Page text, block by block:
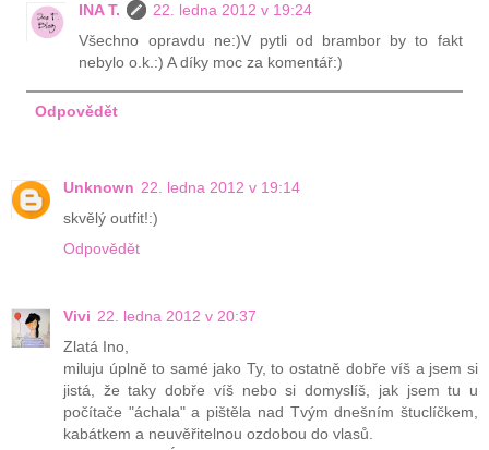
INA T.
22. ledna 2012 v 19:24
Všechno opravdu ne:)V pytli od brambor by to fakt
nebylo o.k.:) A díky moc za komentář:)
Odpovědět
Unknown 22. ledna 2012 v 19:14
skvělý outfit!:)
Odpovědět
Vivi 22. ledna 2012 v 20:37
Zlatá Ino,
miluju úplně to samé jako Ty, to ostatně dobře víš a jsem si
jistá, že taky dobře víš nebo si domyslíš, jak jsem tu u
počítače "áchala" a pištěla nad Tvým dnešním štuclíčkem,
kabátkem a neuvěřitelnou ozdobou do vlasů.